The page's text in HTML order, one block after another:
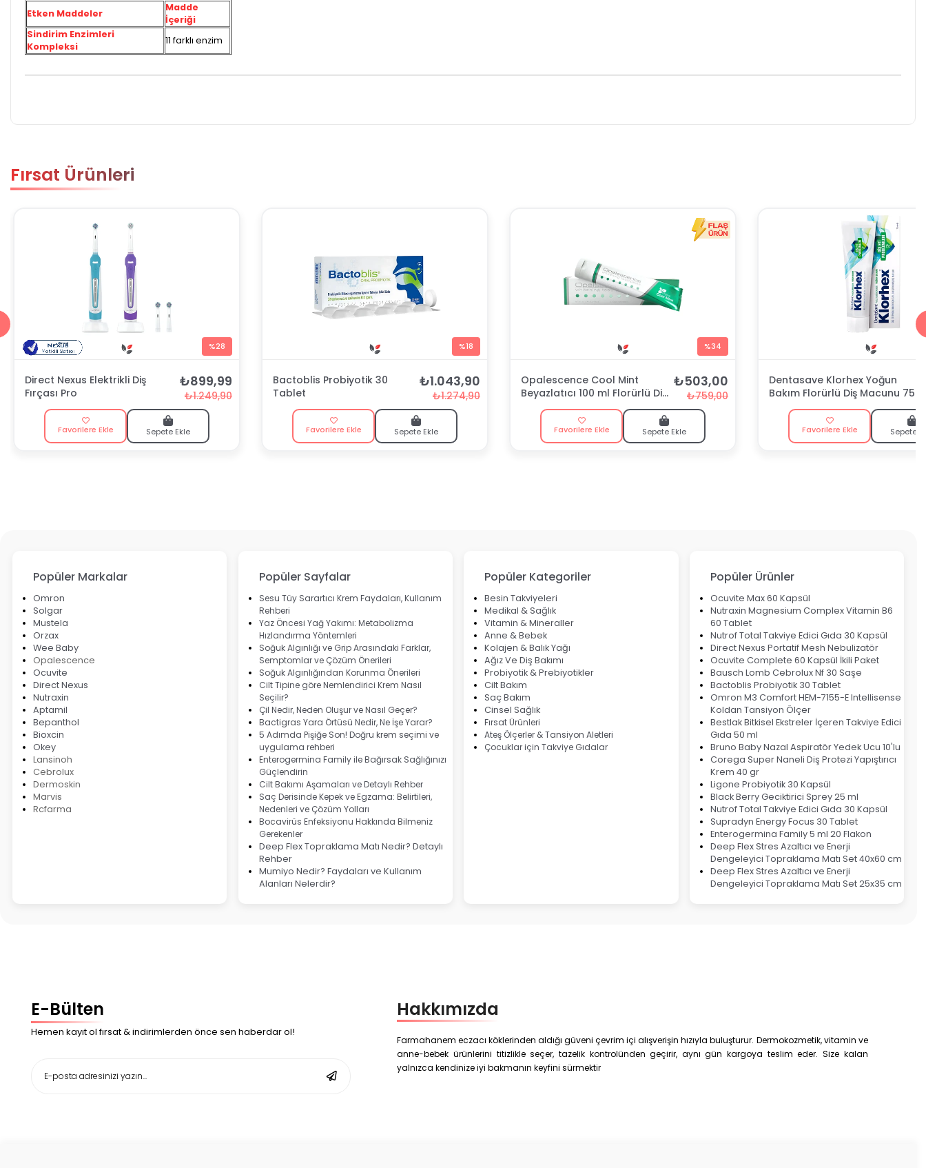
Etken Maddeler
Madde
İçeriği
Sindirim Enzimleri
Kompleksi
11 farklı enzim
Fırsat Ürünleri
%28
Direct Nexus Elektrikli Diş
Fırçası Pro
₺899,99
₺1.249,90
Favorilere Ekle Sepete Ekle
%18
Bactoblis Probiyotik 30
Tablet
₺1.043,90
₺1.274,90
Favorilere Ekle Sepete Ekle
%34
Opalescence Cool Mint
Beyazlatıcı 100 ml Florürlü Diş
Macunu
₺503,00
₺759,00
Favorilere Ekle Sepete Ekle
Dentasave Klorhex Yoğun
Bakım Florürlü Diş Macunu 75
Favorilere Ekle Sepete
Popüler Markalar
Omron
Solgar
Mustela
Orzax
Wee Baby
Opalescence
Ocuvite
Direct Nexus
Nutraxin
Aptamil
Bepanthol
Bioxcin
Okey
Lansinoh
Cebrolux
Dermoskin
Marvis
Rcfarma
Popüler Sayfalar
Sesu Tüy Sarartıcı Krem Faydaları, Kullanım
Rehberi
Yaz Öncesi Yağ Yakımı: Metabolizma
Hızlandırma Yöntemleri
Soğuk Algınlığı ve Grip Arasındaki Farklar,
Semptomlar ve Çözüm Önerileri
Soğuk Algınlığından Korunma Önerileri
Cilt Tipine göre Nemlendirici Krem Nasıl
Seçilir?
Çil Nedir, Neden Oluşur ve Nasıl Geçer?
Bactigras Yara Örtüsü Nedir, Ne İşe Yarar?
5 Adımda Pişiğe Son! Doğru krem seçimi ve
uygulama rehberi
Enterogermina Family ile Bağırsak Sağlığınızı
Güçlendirin
Cilt Bakımı Aşamaları ve Detaylı Rehber
Saç Derisinde Kepek ve Egzama: Belirtileri,
Nedenleri ve Çözüm Yolları
Bocavirüs Enfeksiyonu Hakkında Bilmeniz
Gerekenler
Deep Flex Topraklama Matı Nedir? Detaylı
Rehber
Mumiyo Nedir? Faydaları ve Kullanım
Alanları Nelerdir?
Popüler Kategoriler
Besin Takviyeleri
Medikal & Sağlık
Vitamin & Mineraller
Anne & Bebek
Kolajen & Balık Yağı
Ağız Ve Diş Bakımı
Probiyotik & Prebiyotikler
Cilt Bakım
Saç Bakım
Cinsel Sağlık
Fırsat Ürünleri
Ateş Ölçerler & Tansiyon Aletleri
Çocuklar için Takviye Gıdalar
Popüler Ürünler
Ocuvite Max 60 Kapsül
Nutraxin Magnesium Complex Vitamin B6
60 Tablet
Nutrof Total Takviye Edici Gıda 30 Kapsül
Direct Nexus Portatif Mesh Nebulizatör
Ocuvite Complete 60 Kapsül İkili Paket
Bausch Lomb Cebrolux Nf 30 Saşe
Bactoblis Probiyotik 30 Tablet
Omron M3 Comfort HEM-7155-E Intellisense
Koldan Tansiyon Ölçer
Bestlak Bitkisel Ekstreler İçeren Takviye Edici
Gıda 50 ml
Bruno Baby Nazal Aspiratör Yedek Ucu 10'lu
Corega Super Naneli Diş Protezi Yapıştırıcı
Krem 40 gr
Ligone Probiyotik 30 Kapsül
Black Berry Geciktirici Sprey 25 ml
Nutrof Total Takviye Edici Gıda 30 Kapsül
Supradyn Energy Focus 30 Tablet
Enterogermina Family 5 ml 20 Flakon
Deep Flex Stres Azaltıcı ve Enerji
Dengeleyici Topraklama Matı Set 40x60 cm
Deep Flex Stres Azaltıcı ve Enerji
Dengeleyici Topraklama Matı Set 25x35 cm
E-Bülten
Hemen kayıt ol fırsat & indirimlerden önce sen haberdar ol!
Hakkımızda
Farmahanem eczacı köklerinden aldığı güveni çevrim içi alışverişin hızıyla buluşturur. Dermokozmetik, vitamin ve
anne-bebek ürünlerini titizlikle seçer, tazelik kontrolünden geçirir, aynı gün kargoya teslim eder. Size kalan
yalnızca kendinize iyi bakmanın keyfini sürmektir